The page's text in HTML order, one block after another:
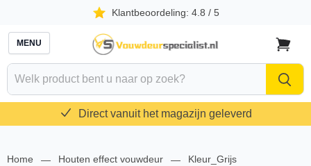
Klantbeoordeling: 4.8 / 5
MENU
Direct vanuit het magazijn geleverd
Home — Houten effect vouwdeur — Kleur_Grijs